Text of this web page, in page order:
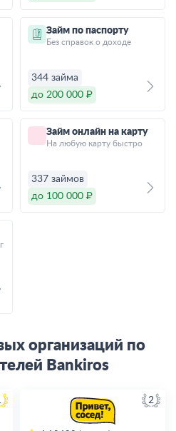
Займ по паспорту
Без справок о доходе
344 займа
до 200 000 ₽
Займ онлайн на карту
На любую карту быстро
337 займов
до 100 000 ₽
организаций по
Bankiros
2